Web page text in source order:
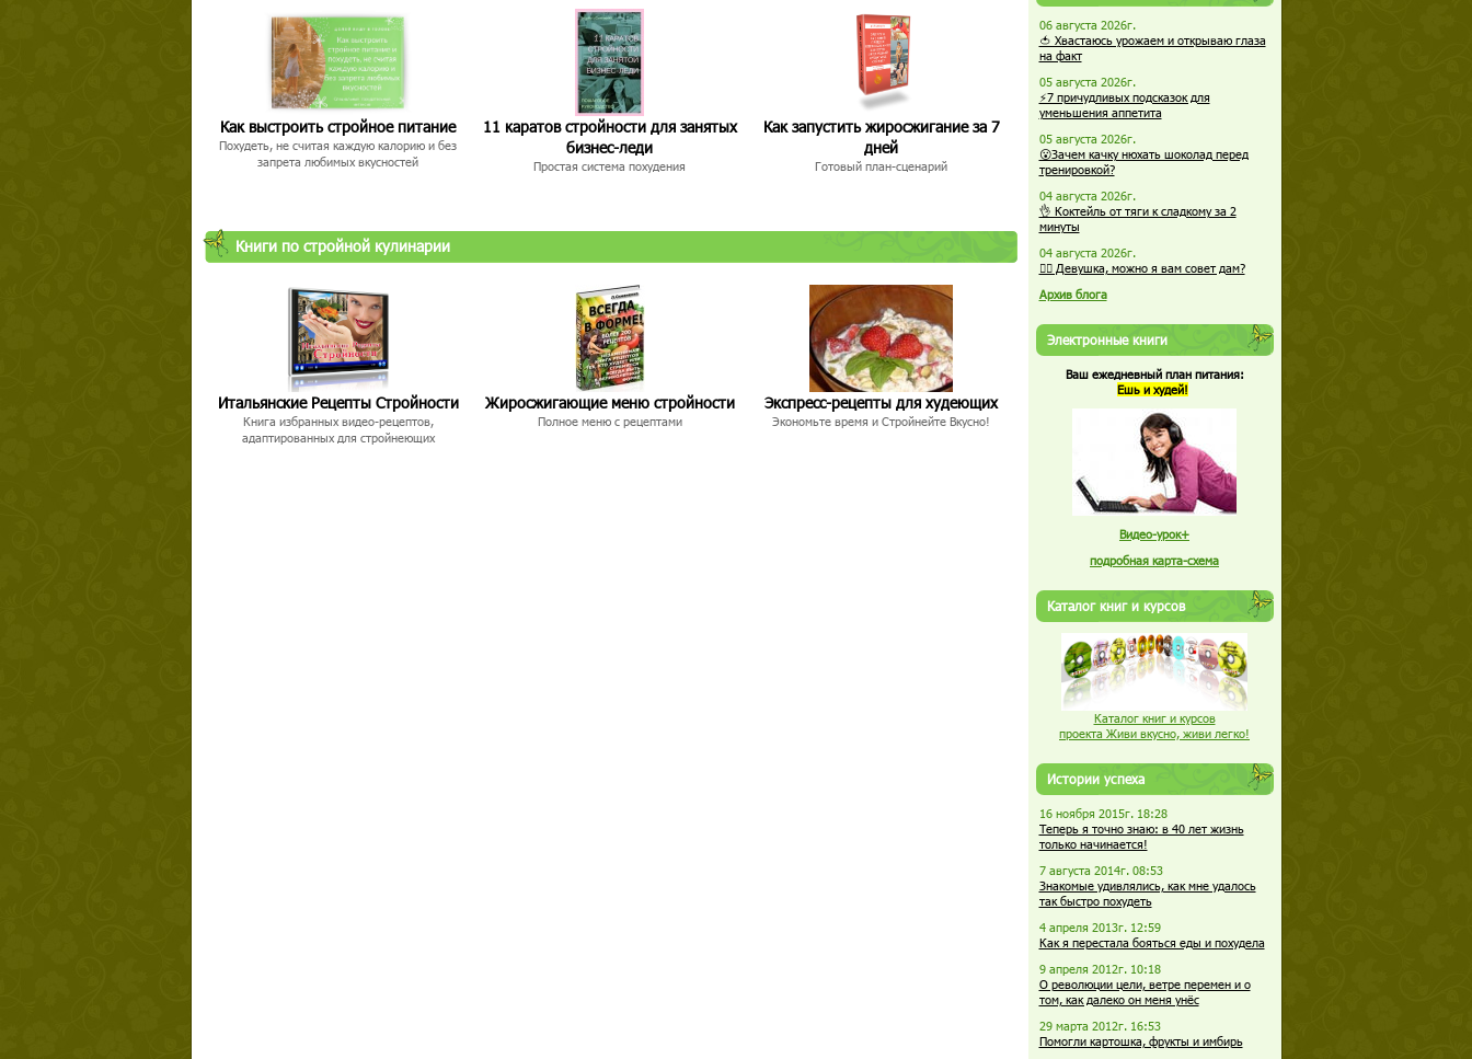
Как выстроить стройное питание
Похудеть, не считая каждую калорию и без
запрета любимых вкусностей
11 каратов стройности для занятых
бизнес-леди
Простая система похудения
Как запустить жиросжигание за 7
дней
Готовый план-сценарий
Книги по стройной кулинарии
Итальянские Рецепты Стройности
Книга избранных видео-рецептов,
адаптированных для стройнеющих
Жиросжигающие меню стройности
Полное меню с рецептами
Экспресс-рецепты для худеющих
Экономьте время и Стройнейте Вкусно!
06 августа 2026г.
🍅 Хвастаюсь урожаем и открываю глаза
на факт
05 августа 2026г.
⚡7 причудливых подсказок для
уменьшения аппетита
05 августа 2026г.
😮Зачем качку нюхать шоколад перед
тренировкой?
04 августа 2026г.
👌 Коктейль от тяги к сладкому за 2
минуты
04 августа 2026г.
🏋️‍♀️ Девушка, можно я вам совет дам?
Архив блога
Электронные книги
Ваш ежедневный план питания:
Ешь и худей!
Видео-урок+
подробная карта-схема
Каталог книг и курсов
Каталог книг и курсов
проекта Живи вкусно, живи легко!
Истории успеха
16 ноября 2015г. 18:28
Теперь я точно знаю: в 40 лет жизнь
только начинается!
7 августа 2014г. 08:53
Знакомые удивлялись, как мне удалось
так быстро похудеть
4 апреля 2013г. 12:59
Как я перестала бояться еды и похудела
9 апреля 2012г. 10:18
О революции цели, ветре перемен и о
том, как далеко он меня унёс
29 марта 2012г. 16:53
Помогли картошка, фрукты и имбирь